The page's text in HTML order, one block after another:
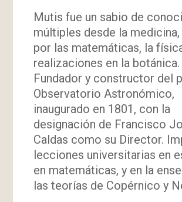
Mutis fue un sabio de
múltiples desde la medicina,
por las matemáticas, la
realizaciones en la botánica.
Fundador y constructor del
Observatorio Astronómico,
inaugurado en 1801, con la
designación de Francisco
Caldas como su Director.
lecciones universitarias en
en matemáticas, y en la
las teorías de Copérnico y